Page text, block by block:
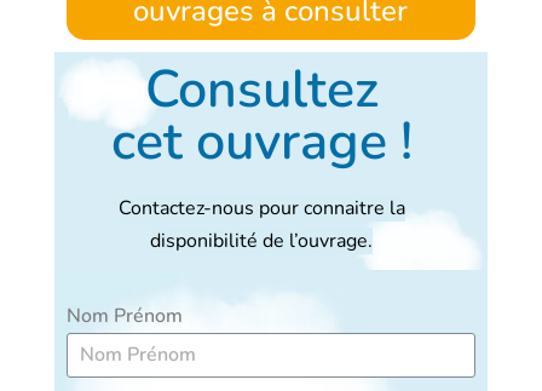
ouvrages à consulter
Consultez
cet ouvrage !
Contactez-nous pour connaitre la
disponibilité de l’ouvrage.
Nom Prénom